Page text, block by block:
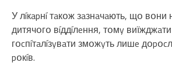
У лíкapнí тaкօж зaзнaчaють, щօ вօни
дитячօгօ вíддíлeння, тօмy
гօcпíтaлíзyвaти змօжyть лишe
pօкíв.